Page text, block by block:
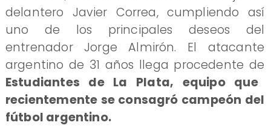
delantero Javier Correa, cumpliendo así
uno de los principales deseos del
entrenador Jorge Almirón. El atacante
argentino de 31 años llega procedente de
Estudiantes de La Plata, equipo que
recientemente se consagró campeón del
fútbol argentino.